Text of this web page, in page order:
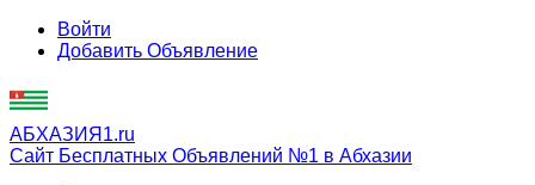
Войти
Добавить Объявление
АБХАЗИЯ1.ru
Сайт Бесплатных Объявлений №1 в Абхазии